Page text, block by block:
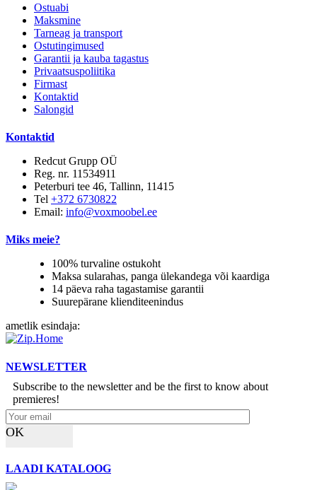
Ostuabi
Maksmine
Tarneag ja transport
Ostutingimused
Garantii ja kauba tagastus
Privaatsuspoliitika
Firmast
Kontaktid
Salongid
Kontaktid
Redcut Grupp OÜ
Reg. nr. 11534911
Peterburi tee 46, Tallinn, 11415
Tel +372 6730822
Email: info@voxmoobel.ee
Miks meie?
100% turvaline ostukoht
Maksa sularahas, panga ülekandega või kaardiga
14 päeva raha tagastamise garantii
Suurepärane klienditeenindus
ametlik esindaja:
NEWSLETTER
Subscribe to the newsletter and be the first to know about
premieres!
OK
LAADI KATALOOG